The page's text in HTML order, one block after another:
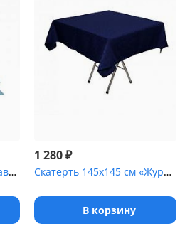
Салфетка 45х45 см «Журавинка» голубая [(квадрат)]
1 280₽
Скатерть 145х145 см «Журавинка» синяя [(цветок)]
В корзину